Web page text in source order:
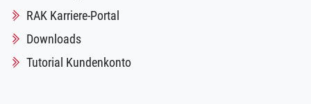
RAK Karriere-Portal
Downloads
Tutorial Kundenkonto